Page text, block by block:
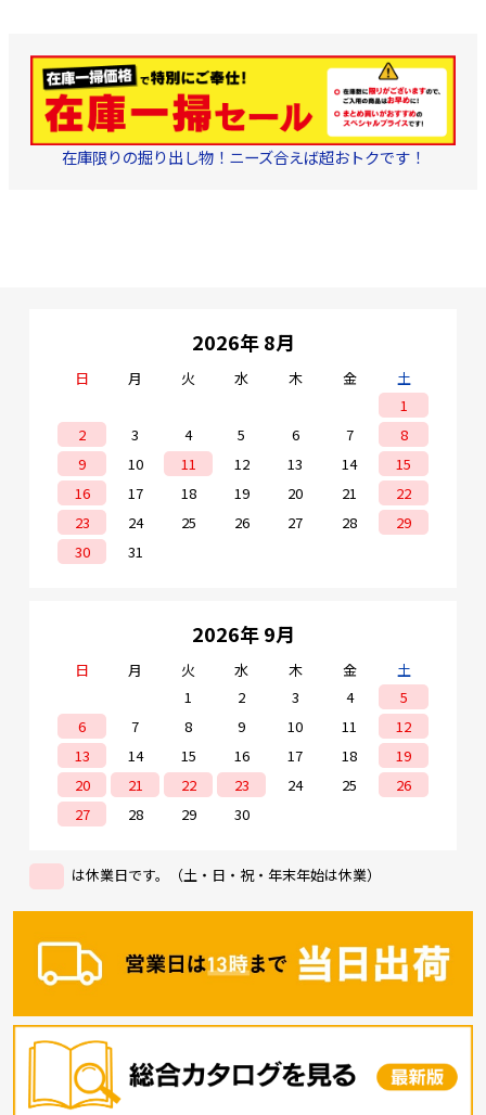
在庫限りの掘り出し物！ニーズ合えば超おトクです！
2026年 8月
日 月 火 水 木 金
土
1
2
3 4 5 6 7
8
9
10 11 12 13 14
15
16
17 18 19 20 21
22
23
24 25 26 27 28
29
30
31
2026年 9月
日 月 火 水 木 金
土
1
2 3 4
5
6
7 8 9 10 11
12
13
14 15 16 17 18
19
20
21 22 23 24 25
26
27
28 29 30
は休業日です。（土・日・祝・年末年始は休業）